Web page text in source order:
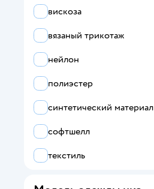
вискоза
вязаный трикотаж
нейлон
полиэстер
синтетический материал
софтшелл
текстиль